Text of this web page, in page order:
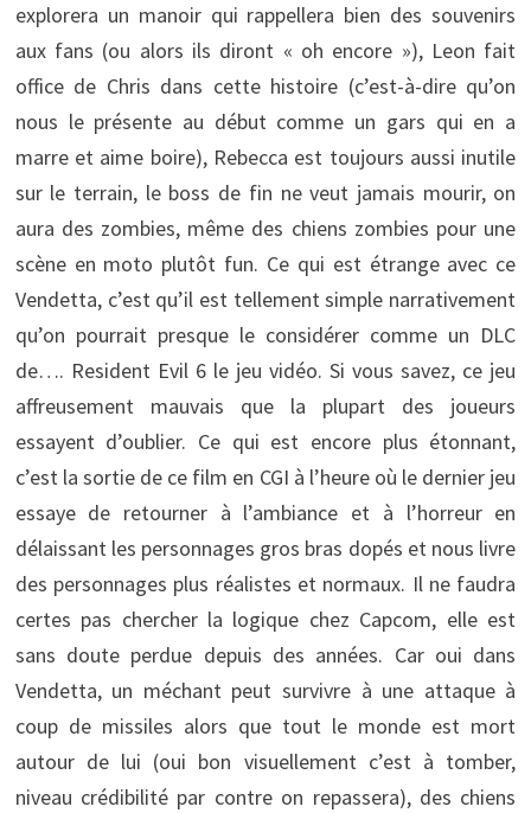
explorera un manoir qui rappellera bien des souvenirs
aux fans (ou alors ils diront « oh encore »), Leon fait
office de Chris dans cette histoire (c’est-à-dire qu’on
nous le présente au début comme un gars qui en a
marre et aime boire), Rebecca est toujours aussi inutile
sur le terrain, le boss de fin ne veut jamais mourir, on
aura des zombies, même des chiens zombies pour une
scène en moto plutôt fun. Ce qui est étrange avec ce
Vendetta, c’est qu’il est tellement simple narrativement
qu’on pourrait presque le considérer comme un DLC
de…. Resident Evil 6 le jeu vidéo. Si vous savez, ce jeu
affreusement mauvais que la plupart des joueurs
essayent d’oublier. Ce qui est encore plus étonnant,
c’est la sortie de ce film en CGI à l’heure où le dernier jeu
essaye de retourner à l’ambiance et à l’horreur en
délaissant les personnages gros bras dopés et nous livre
des personnages plus réalistes et normaux. Il ne faudra
certes pas chercher la logique chez Capcom, elle est
sans doute perdue depuis des années. Car oui dans
Vendetta, un méchant peut survivre à une attaque à
coup de missiles alors que tout le monde est mort
autour de lui (oui bon visuellement c’est à tomber,
niveau crédibilité par contre on repassera), des chiens